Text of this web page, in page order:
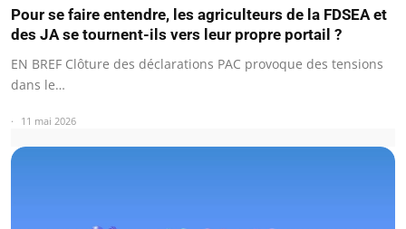
Pour se faire entendre, les agriculteurs de la FDSEA et
des JA se tournent-ils vers leur propre portail ?
EN BREF Clôture des déclarations PAC provoque des tensions
dans le…
11 mai 2026